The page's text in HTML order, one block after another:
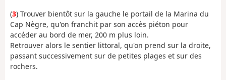
(3) Trouver bientôt sur la gauche le portail de la Marina du
Cap Nègre, qu'on franchit par son accès piéton pour
accéder au bord de mer, 200 m plus loin.
Retrouver alors le sentier littoral, qu'on prend sur la droite,
passant successivement sur de petites plages et sur des
rochers.